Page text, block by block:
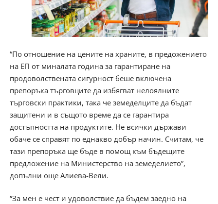
“По отношение на цените на храните, в предожението
на ЕП от миналата година за гарантиране на
продоволствената сигурност беше включена
препоръка търговците да избягват нелоялните
търговски практики, така че земеделците да бъдат
защитени и в същото време да се гарантира
достъпността на продуктите. Не всички държави
обаче се справят по еднакво добър начин. Считам, че
тази препоръка ще бъде в помощ към бъдещите
предложение на Министерство на земеделието”,
допълни още Алиева-Вели.
“За мен е чест и удоволствие да бъдем заедно на